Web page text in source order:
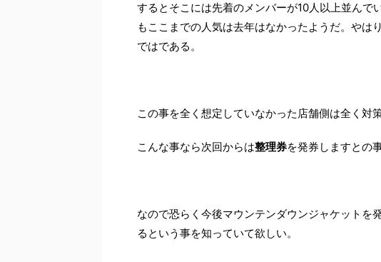
するとそこには先着のメンバーが10人以上並んで
もここまでの人気は去年はなかったようだ。やは
ではである。
この事を全く想定していなかった店舗側は全く対
こんな事なら次回からは整理券を発券しますとの事
なので恐らく今後マウンテンダウンジャケットを
るという事を知っていて欲しい。